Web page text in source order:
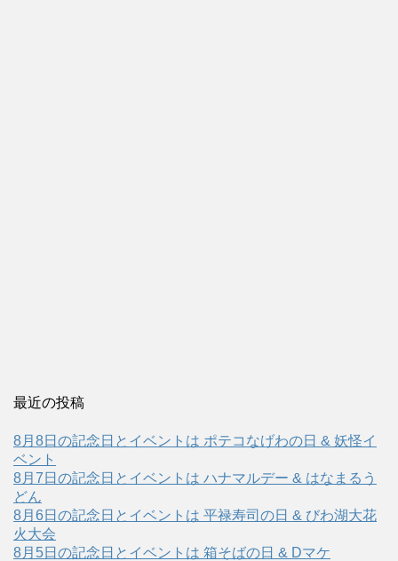
最近の投稿
8月8日の記念日とイベントは ポテコなげわの日 & 妖怪イ
ベント
8月7日の記念日とイベントは ハナマルデー & はなまるう
どん
8月6日の記念日とイベントは 平禄寿司の日 & びわ湖大花
火大会
8月5日の記念日とイベントは 箱そばの日 & Dマケ